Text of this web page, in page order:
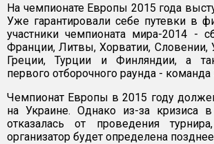
На чемпионате Европы 2015 года
Уже гарантировали себе путевки в
участники чемпионата мира-2014 -
Франции, Литвы, Хорватии, Словении,
Греции, Турции и Финляндии, а
первого отборочного раунда - команда
Чемпионат Европы в 2015 году
на Украине. Однако из-за кризиса
отказалась от проведения
организатор будет определена